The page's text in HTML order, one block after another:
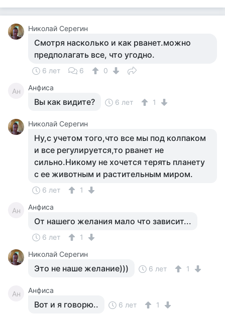
Николай Серегин
Смотря насколько и как рванет.можно
предполагать все, что угодно.
6 лет 6 0
Ан Анфиса
Вы как видите? 6 лет 1
Николай Серегин
Ну,с учетом того,что все мы под колпаком
и все регулируется,то рванет не
сильно.Никому не хочется терять планету
с ее животным и растительным миром.
6 лет 1
Ан Анфиса
От нашего желания мало что зависит...
6 лет
1
Николай Серегин
Это не наше желание))) 6 лет 1
Ан Анфиса
Вот и я говорю.. 6 лет 1